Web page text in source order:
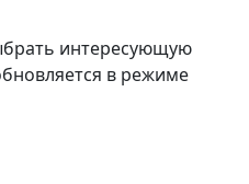
интересующую
в режиме